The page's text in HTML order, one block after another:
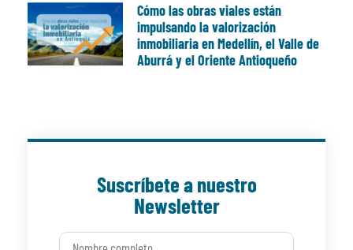
Cómo las obras viales están
impulsando la valorización
inmobiliaria en Medellín, el Valle de
Aburrá y el Oriente Antioqueño
Suscríbete a nuestro
Newsletter